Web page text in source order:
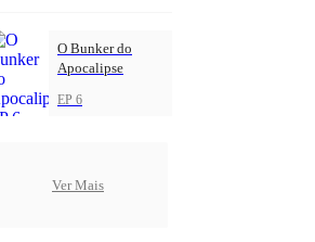
O Bunker do
Apocalipse
EP 6
Ver Mais